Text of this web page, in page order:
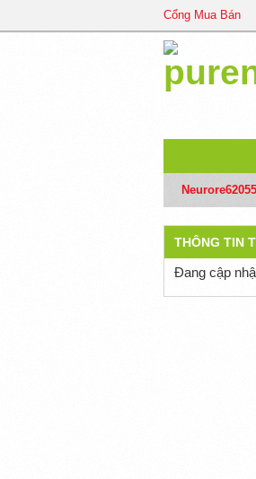
Cổng Mua Bán
Neurore62055
THÔNG TIN
Đang cập